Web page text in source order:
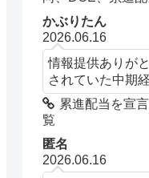
かぶりたん
2026.06.16
情報提供ありが
されていた中期
累進配当を宣
覧
匿名
2026.06.16